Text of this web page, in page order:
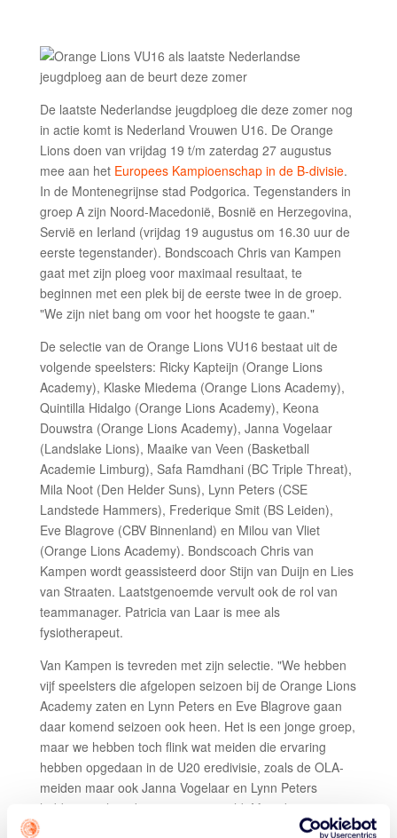
De laatste Nederlandse jeugdploeg die deze zomer nog
in actie komt is Nederland Vrouwen U16. De Orange
Lions doen van vrijdag 19 t/m zaterdag 27 augustus
mee aan het Europees Kampioenschap in de B-divisie.
In de Montenegrijnse stad Podgorica. Tegenstanders in
groep A zijn Noord-Macedonië, Bosnië en Herzegovina,
Servië en Ierland (vrijdag 19 augustus om 16.30 uur de
eerste tegenstander). Bondscoach Chris van Kampen
gaat met zijn ploeg voor maximaal resultaat, te
beginnen met een plek bij de eerste twee in de groep.
"We zijn niet bang om voor het hoogste te gaan."
De selectie van de Orange Lions VU16 bestaat uit de
volgende speelsters: Ricky Kapteijn (Orange Lions
Academy), Klaske Miedema (Orange Lions Academy),
Quintilla Hidalgo (Orange Lions Academy), Keona
Douwstra (Orange Lions Academy), Janna Vogelaar
(Landslake Lions), Maaike van Veen (Basketball
Academie Limburg), Safa Ramdhani (BC Triple Threat),
Mila Noot (Den Helder Suns), Lynn Peters (CSE
Landstede Hammers), Frederique Smit (BS Leiden),
Eve Blagrove (CBV Binnenland) en Milou van Vliet
(Orange Lions Academy). Bondscoach Chris van
Kampen wordt geassisteerd door Stijn van Duijn en Lies
van Straaten. Laatstgenoemde vervult ook de rol van
teammanager. Patricia van Laar is mee als
fysiotherapeut.
Van Kampen is tevreden met zijn selectie. "We hebben
vijf speelsters die afgelopen seizoen bij de Orange Lions
Academy zaten en Lynn Peters en Eve Blagrove gaan
daar komend seizoen ook heen. Het is een jonge groep,
maar we hebben toch flink wat meiden die ervaring
hebben opgedaan in de U20 eredivisie, zoals de OLA-
meiden maar ook Janna Vogelaar en Lynn Peters
hebben veel op dat niveau gespeeld. Meerdere van
deze meiden hebben ook de finale van het U20